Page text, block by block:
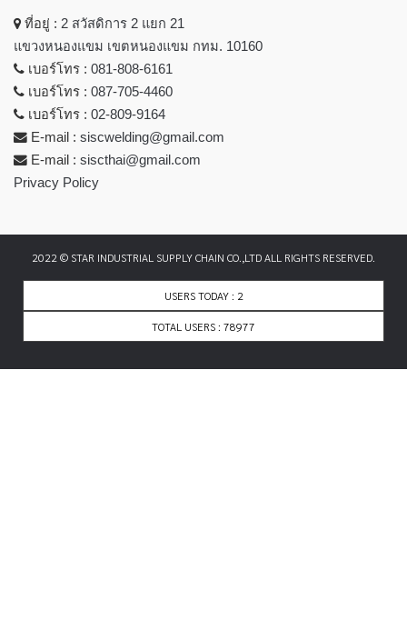
ที่อยู่ : 2 สวัสดิการ 2 แยก 21
แขวงหนองแขม เขตหนองแขม กทม. 10160
เบอร์โทร : 081-808-6161
เบอร์โทร : 087-705-4460
เบอร์โทร : 02-809-9164
E-mail : siscwelding@gmail.com
E-mail : siscthai@gmail.com
Privacy Policy
2022 © STAR INDUSTRIAL SUPPLY CHAIN CO.,LTD ALL RIGHTS RESERVED.
USERS TODAY : 2
TOTAL USERS : 78977